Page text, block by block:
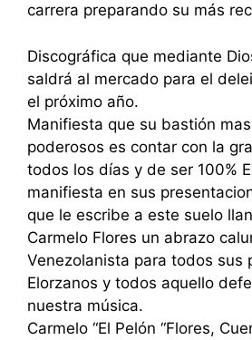
carrera preparando su más
Discográfica que mediante
saldrá al mercado para el
el próximo año.
Manifiesta que su bastión
poderosos es contar con la
todos los días y de ser 100%
manifiesta en sus
que le escribe a este suelo
Carmelo Flores un abrazo
Venezolanista para todos sus
Elorzanos y todos aquello
nuestra música.
Carmelo “El Pelón “Flores,